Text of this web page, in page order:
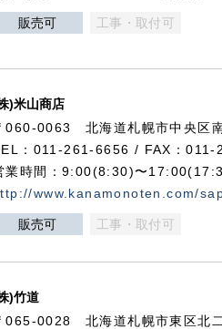
販売可 工事・取付可
)米山商店
060-0063 北海道札幌市中央区
：011-261-6656 / FAX：011-
業時間：9:00(8:30)〜
www.kanamonoten.com/
販売可 工事・取付可
)竹道
065-0028 北海道札幌市東区北